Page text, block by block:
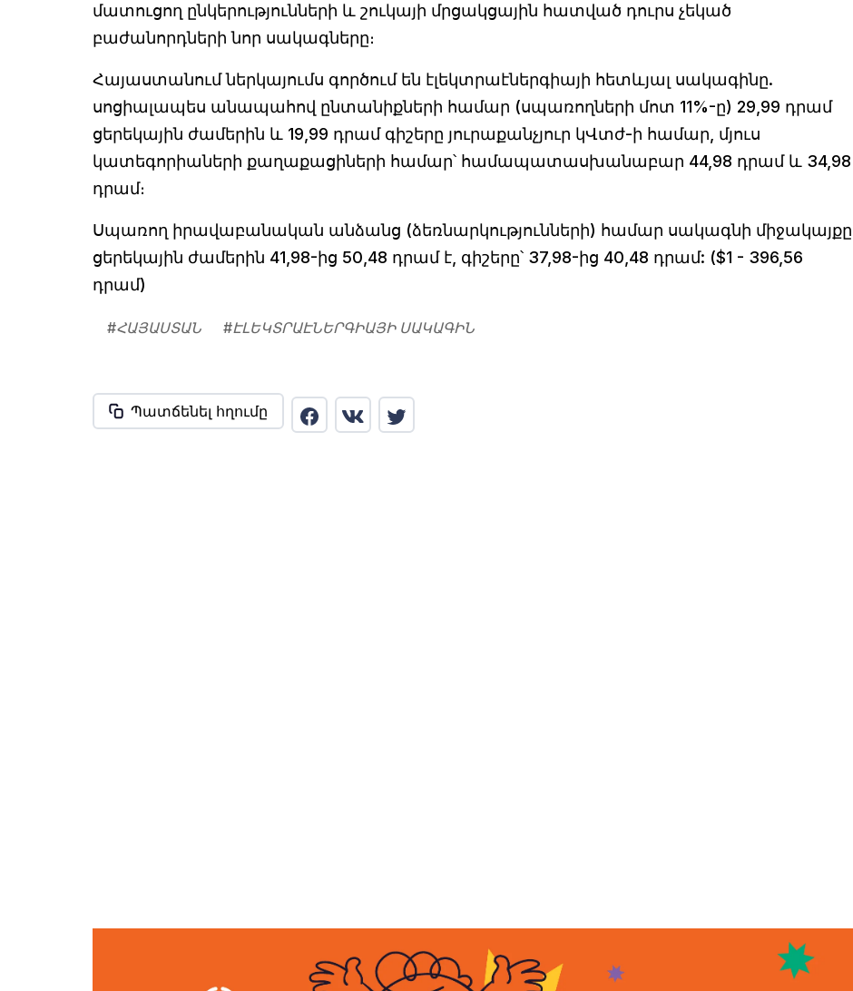
մատուցող ընկերությունների և շուկայի մրցակցային հատված դուրս չեկած
բաժանորդների նոր սակագները։
Հայաստանում ներկայումս գործում են էլեկտրաէներգիայի հետևյալ սակագինը.
սոցիալապես անապահով ընտանիքների համար (սպառողների մոտ 11%-ը) 29,99 դրամ
ցերեկային ժամերին և 19,99 դրամ գիշերը յուրաքանչյուր կՎտժ-ի համար, մյուս
կատեգորիաների քաղաքացիների համար՝ համապատասխանաբար 44,98 դրամ և 34,98
դրամ։
Սպառող իրավաբանական անձանց (ձեռնարկությունների) համար սակագնի միջակայքը
ցերեկային ժամերին 41,98-ից 50,48 դրամ է, գիշերը՝ 37,98-ից 40,48 դրամ: ($1 - 396,56
դրամ)
#ՀԱՅԱՍՏԱՆ #ԷԼԵԿՏՐԱԷՆԵՐԳԻԱՅԻ ՍԱԿԱԳԻՆ
Պատճենել հղումը